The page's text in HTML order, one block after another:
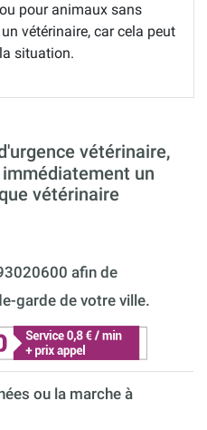
pour animaux sans
vétérinaire, car cela peut
situation.
vétérinaire,
un
vétérinaire
afin de
garde de votre ville.
ou la marche à